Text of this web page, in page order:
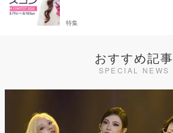
特集
おすすめ記事
SPECIAL NEWS